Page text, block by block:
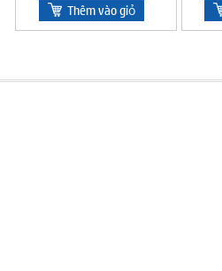
Thêm vào giỏ